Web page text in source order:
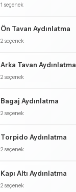
1 seçenek
Ön Tavan Aydınlatma
2 seçenek
Arka Tavan Aydınlatma
2 seçenek
Bagaj Aydınlatma
2 seçenek
Torpido Aydınlatma
2 seçenek
Kapı Altı Aydınlatma
2 seçenek